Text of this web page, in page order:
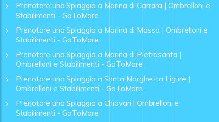
Prenotare una Spiaggia a Marina di Carrara | Ombrelloni e
Stabilimenti - GoToMare
Prenotare una Spiaggia a Marina di Massa | Ombrelloni e
Stabilimenti - GoToMare
Prenotare una Spiaggia a Marina di Pietrasanta |
Ombrelloni e Stabilimenti - GoToMare
Prenotare una Spiaggia a Santa Margherita Ligure |
Ombrelloni e Stabilimenti - GoToMare
Prenotare una Spiaggia a Chiavari | Ombrelloni e
Stabilimenti - GoToMare